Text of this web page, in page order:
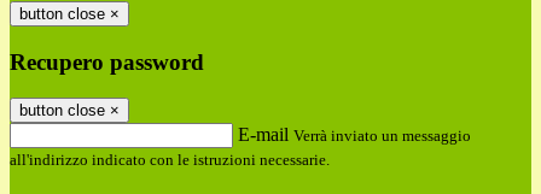
button close ×
Recupero password
button close ×
E-mail Verrà inviato un messaggio
all'indirizzo indicato con le istruzioni necessarie.